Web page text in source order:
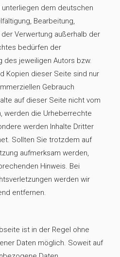
dem deutschen
Bearbeitung,
Verwertung außerhalb der
bedürfen der
des jeweiligen Autors bzw.
Kopien dieser Seite sind nur
Gebrauch
auf dieser Seite nicht vom
werden die Urheberrechte
werden Inhalte Dritter
Sollten Sie trotzdem auf
aufmerksam werden,
Hinweis. Bei
werden wir
entfernen.
ist in der Regel ohne
Daten möglich. Soweit auf